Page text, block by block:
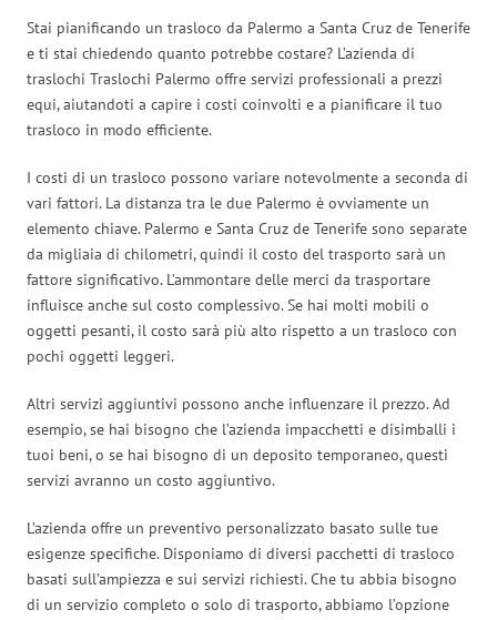
Stai pianificando un trasloco da Palermo a Santa Cruz de Tenerife
e ti stai chiedendo quanto potrebbe costare? L’azienda di
traslochi Traslochi Palermo offre servizi professionali a prezzi
equi, aiutandoti a capire i costi coinvolti e a pianificare il tuo
trasloco in modo efficiente.
I costi di un trasloco possono variare notevolmente a seconda di
vari fattori. La distanza tra le due Palermo è ovviamente un
elemento chiave. Palermo e Santa Cruz de Tenerife sono separate
da migliaia di chilometri, quindi il costo del trasporto sarà un
fattore significativo. L’ammontare delle merci da trasportare
influisce anche sul costo complessivo. Se hai molti mobili o
oggetti pesanti, il costo sarà più alto rispetto a un trasloco con
pochi oggetti leggeri.
Altri servizi aggiuntivi possono anche influenzare il prezzo. Ad
esempio, se hai bisogno che l’azienda impacchetti e disimballi i
tuoi beni, o se hai bisogno di un deposito temporaneo, questi
servizi avranno un costo aggiuntivo.
L’azienda offre un preventivo personalizzato basato sulle tue
esigenze specifiche. Disponiamo di diversi pacchetti di trasloco
basati sull’ampiezza e sui servizi richiesti. Che tu abbia bisogno
di un servizio completo o solo di trasporto, abbiamo l’opzione